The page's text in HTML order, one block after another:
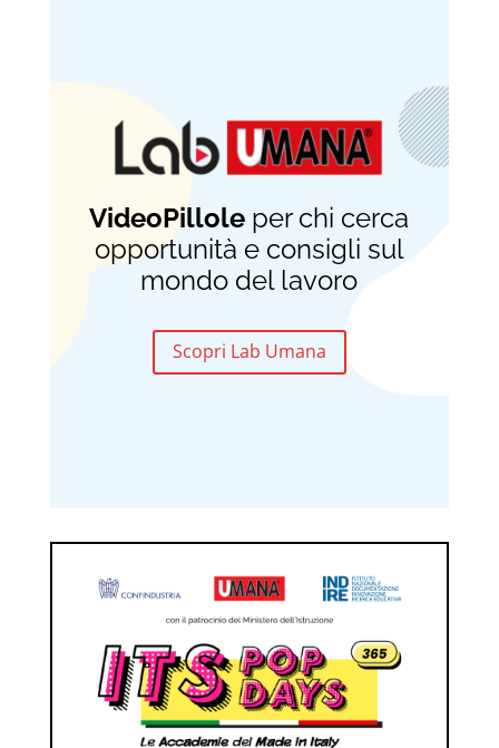
VideoPillole per chi cerca
opportunità e consigli sul
mondo del lavoro
Scopri Lab Umana